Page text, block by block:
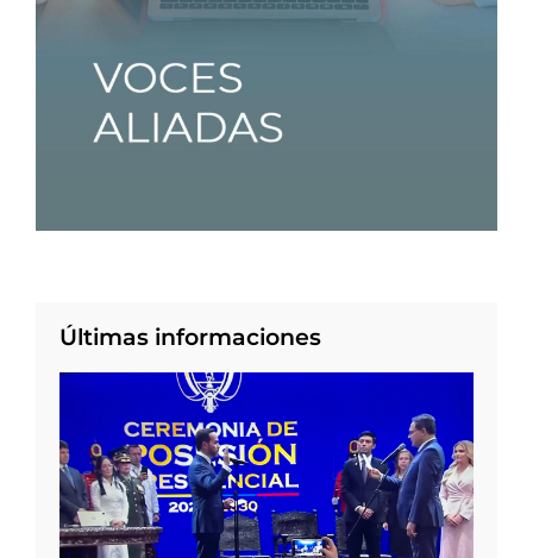
Últimas informaciones